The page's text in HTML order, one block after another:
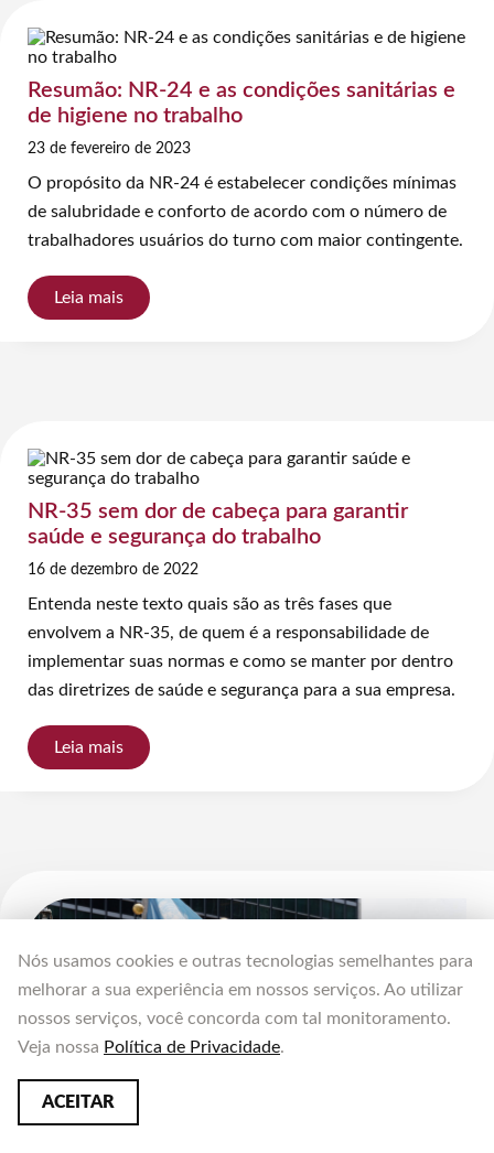
Resumão: NR-24 e as condições sanitárias e
de higiene no trabalho
23 de fevereiro de 2023
O propósito da NR-24 é estabelecer condições mínimas
de salubridade e conforto de acordo com o número de
trabalhadores usuários do turno com maior contingente.
Leia mais
NR-35 sem dor de cabeça para garantir
saúde e segurança do trabalho
16 de dezembro de 2022
Entenda neste texto quais são as três fases que
envolvem a NR-35, de quem é a responsabilidade de
implementar suas normas e como se manter por dentro
das diretrizes de saúde e segurança para a sua empresa.
Leia mais
Saúde e segurança do trabalho na OIT
Nós usamos cookies e outras tecnologias semelhantes para
melhorar a sua experiência em nossos serviços. Ao utilizar
nossos serviços, você concorda com tal monitoramento.
Veja nossa Política de Privacidade.
ACEITAR